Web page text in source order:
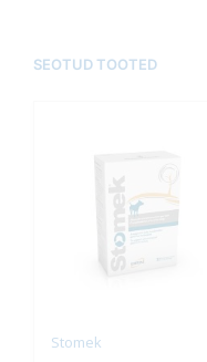
SEOTUD TOOTED
Stomek